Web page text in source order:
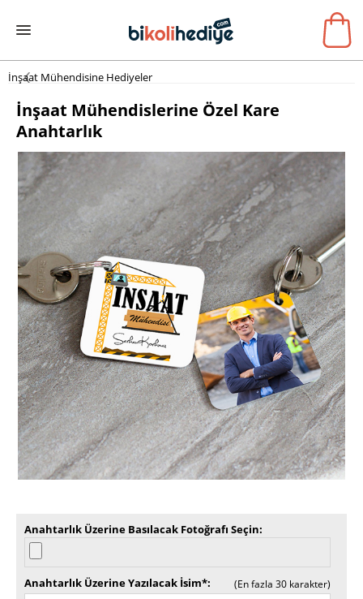
İnşaat Mühendisine Hediyeler
İnşaat Mühendislerine Özel Kare
Anahtarlık
Anahtarlık Üzerine Basılacak Fotoğrafı Seçin
Anahtarlık Üzerine Yazılacak İsim* (En fazla 30 karakter)